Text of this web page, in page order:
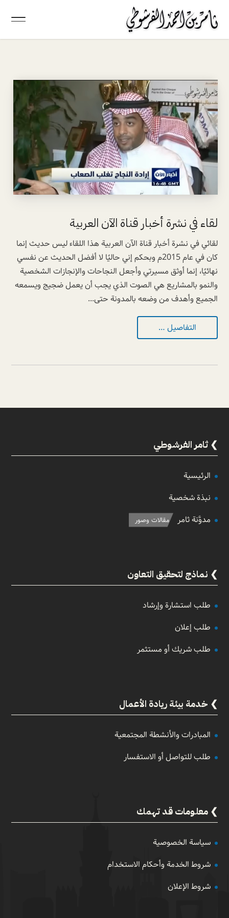
لقاء في نشرة أخبار قناة الآن العربية
لقائي في نشرة أخبار قناة الآن العربية هذا اللقاء ليس حديث إنما
كان في عام 2015م وبحكم إني حاليًا لا أفضل الحديث عن نفسي
نهائيًا، إنما أوثق مسيرتي وأجعل النجاحات والإنجازات الشخصية
والنمو بالمشاريع هي الصوت الذي يجب أن يعمل ضجيج ويسمعه
الجميع وأهدف من وضعه بالمدونة حتى...
التفاصيل …
ثامر الفرشوطي
الرئيسية
نبذة شخصية
مدوَّنة ثامر
مقالات وصور
نماذج لتحقيق التعاون
طلب استشارة وإرشاد
طلب إعلان
طلب شريك أو مستثمر
خدمة بيئة ريادة الأعمال
المبادرات والأنشطة المجتمعية
طلب للتواصل أو الاستفسار
معلومات قد تهمك
سياسة الخصوصية
شروط الخدمة وأحكام الاستخدام
شروط الإعلان